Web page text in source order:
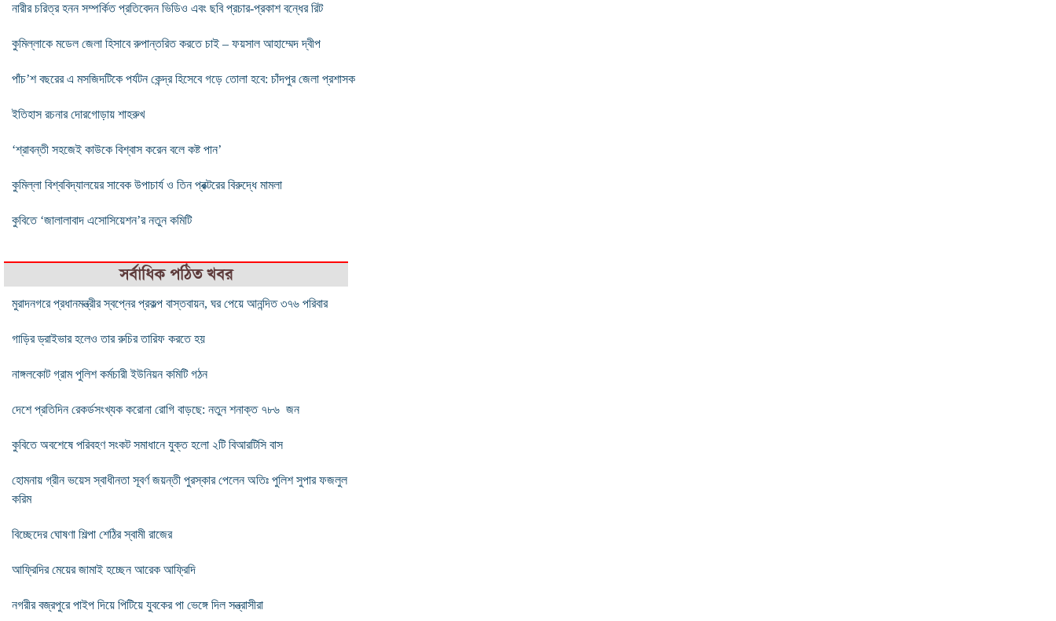
নারীর চরিত্র হনন সম্পর্কিত প্রতিবেদন ভিডিও এবং ছবি প্রচার-প্রকাশ বন্ধের রিট
কুমিল্লাকে মডেল জেলা হিসাবে রুপান্তরিত করতে চাই – ফয়সাল আহাম্মেদ দ্বীপ
পাঁচ’শ বছরের এ মসজিদটিকে পর্যটন কেন্দ্র হিসেবে গড়ে তোলা হবে: চাঁদপুর জেলা প্রশাসক
ইতিহাস রচনার দোরগোড়ায় শাহরুখ
‘শ্রাবন্তী সহজেই কাউকে বিশ্বাস করেন বলে কষ্ট পান’
কুমিল্লা বিশ্ববিদ্যালয়ের সাবেক উপাচার্য ও তিন প্রক্টরের বিরুদ্ধে মামলা
কুবিতে ‘জালালাবাদ এসোসিয়েশন’র নতুন কমিটি
সর্বাধিক পঠিত খবর
মুরাদনগরে প্রধানমন্ত্রীর স্বপ্নের প্রকল্প বাস্তবায়ন, ঘর পেয়ে আনন্দিত ৩৭৬ পরিবার
গাড়ির ড্রাইভার হলেও তার রুচির তারিফ করতে হয়
নাঙ্গলকোট গ্রাম পুলিশ কর্মচারী ইউনিয়ন কমিটি গঠন
দেশে প্রতিদিন রেকর্ডসংখ্যক করোনা রোগি বাড়ছে: নতুন শনাক্ত ৭৮৬ জন
কুবিতে অবশেষে পরিবহণ সংকট সমাধানে যুক্ত হলো ২টি বিআরটিসি বাস
হোমনায় গ্রীন ভয়েস স্বাধীনতা সূবর্ণ জয়ন্তী পুরস্কার পেলেন অতিঃ পুলিশ সুপার ফজলুল
করিম
বিচ্ছেদের ঘোষণা শিল্পা শেঠির স্বামী রাজের
আফ্রিদির মেয়ের জামাই হচ্ছেন আরেক আফ্রিদি
নগরীর বজ্রপুরে পাইপ দিয়ে পিটিয়ে যুবকের পা ভেঙ্গে দিল সন্ত্রাসীরা